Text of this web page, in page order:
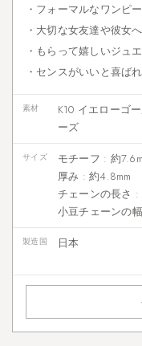
・フォーマルなワンピ
・大切な女友達や彼女
・もらって嬉しいジュ
・センスがいいと喜ば
素材
K10 イエローゴ
ーズ
サイズ
モチーフ : 約
厚み : 約4.8mm
チェーンの長さ :
小豆チェーンの
製造国 日本